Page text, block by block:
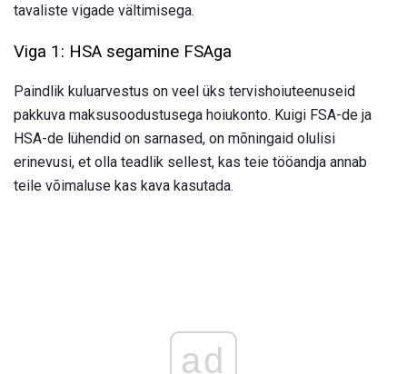
tavaliste vigade vältimisega.
Viga 1: HSA segamine FSAga
Paindlik kuluarvestus on veel üks tervishoiuteenuseid
pakkuva maksusoodustusega hoiukonto. Kuigi FSA-de ja
HSA-de lühendid on sarnased, on mõningaid olulisi
erinevusi, et olla teadlik sellest, kas teie tööandja annab
teile võimaluse kas kava kasutada.
ad